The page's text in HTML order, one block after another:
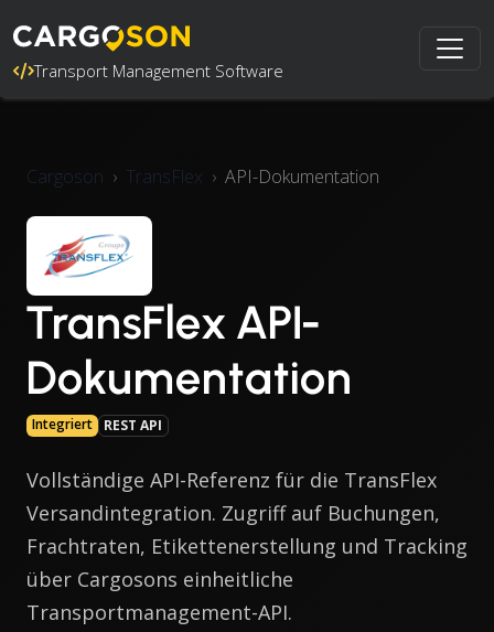
Transport Management Software
Cargoson TransFlex API-Dokumentation
TransFlex API-
Dokumentation
Integriert REST API
Vollständige API-Referenz für die TransFlex
Versandintegration. Zugriff auf Buchungen,
Frachtraten, Etikettenerstellung und Tracking
über Cargosons einheitliche
Transportmanagement-API.